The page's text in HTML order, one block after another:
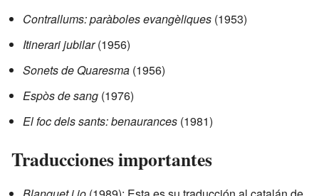
Contrallums: paràboles evangèliques (1953)
Itinerari jubilar(1956)
Sonets de Quaresma (1956)
Espòs de sang (1976)
El foc dels sants: benaurances (1981)
Traducciones importantes